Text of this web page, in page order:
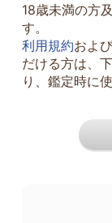
18歳未満の方
す。
利用規約および
だける方は、
り、鑑定時に